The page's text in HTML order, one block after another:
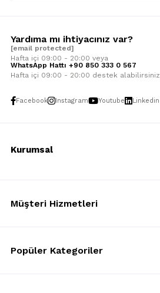
Yardıma mı ihtiyacınız var?
[email protected]
Hafta içi 09:00 - 20:00 veya
WhatsApp Hattı +90 850 333 0 567
Hafta içi 09:00 - 20:00 destek alabilirsiniz
Facebook Instagram Youtube Linkedin
Kurumsal
Müşteri Hizmetleri
Popüler Kategoriler